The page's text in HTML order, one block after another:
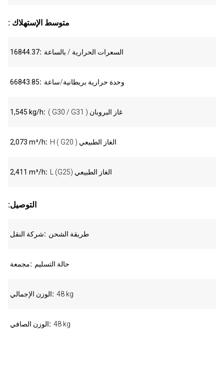
: متوسط الإستهلاك
16844.37 السعرات الحرارية / بالساعة
66843.85 وحدة حرارية بريطانية/ساعة
1,545 kg/h ( G30 / G31 ) غاز البروبان
2,073 m³/h H ( G20 ) الغاز الطبيعي
2,411 m³/h L (G25) الغاز الطبيعي
:التوصيل
شركة النقل طريقة الشحن
مجمعة حالة التسليم
الوزن الإجمالي 48 kg
الوزن الصافي 48 kg